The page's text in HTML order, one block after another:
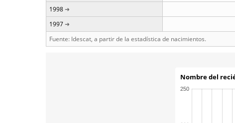
1998
1997
Fuente: Idescat, a partir de la estadística de nacimientos.